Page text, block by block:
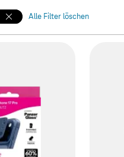
Alle Filter löschen